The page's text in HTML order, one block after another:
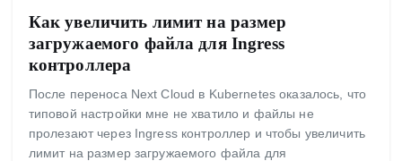
Как увеличить лимит на размер
загружаемого файла для Ingress
контроллера
После переноса Next Cloud в Kubernetes оказалось, что
типовой настройки мне не хватило и файлы не
пролезают через Ingress контроллер и чтобы увеличить
лимит на размер загружаемого файла для